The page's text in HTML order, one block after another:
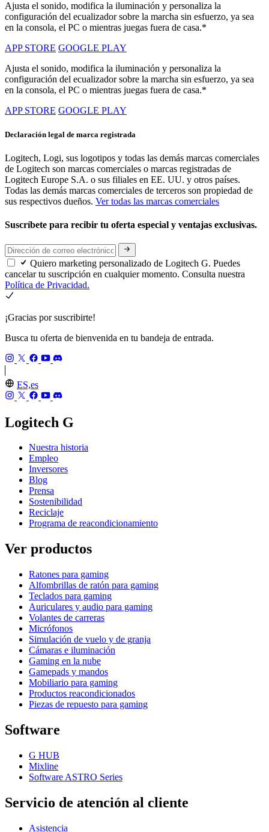
Ajusta el sonido, modifica la iluminación y personaliza la
configuración del ecualizador sobre la marcha sin esfuerzo, ya sea
en la consola, el PC o mientras juegas fuera de casa.*
APP STORE GOOGLE PLAY
Ajusta el sonido, modifica la iluminación y personaliza la
configuración del ecualizador sobre la marcha sin esfuerzo, ya sea
en la consola, el PC o mientras juegas fuera de casa.*
APP STORE GOOGLE PLAY
Declaración legal de marca registrada
Logitech, Logi, sus logotipos y todas las demás marcas comerciales
de Logitech son marcas comerciales o marcas registradas de
Logitech Europe S.A. o sus filiales en EE. UU. y otros países.
Todas las demás marcas comerciales de terceros son propiedad de
sus respectivos dueños. Ver todas las marcas comerciales
Suscríbete para recibir tu oferta especial y ventajas exclusivas.
Quiero marketing personalizado de Logitech G. Puedes
cancelar tu suscripción en cualquier momento. Consulta nuestra
Política de Privacidad.
¡Gracias por suscribirte!
Busca tu oferta de bienvenida en tu bandeja de entrada.
ES,es
Logitech G
Nuestra historia
Empleo
Inversores
Blog
Prensa
Sostenibilidad
Reciclaje
Programa de reacondicionamiento
Ver productos
Ratones para gaming
Alfombrillas de ratón para gaming
Teclados para gaming
Auriculares y audio para gaming
Volantes de carreras
Micrófonos
Simulación de vuelo y de granja
Cámaras e iluminación
Gaming en la nube
Gamepads y mandos
Mobiliario para gaming
Productos reacondicionados
Piezas de repuesto para gaming
Software
G HUB
Mixline
Software ASTRO Series
Servicio de atención al cliente
Asistencia